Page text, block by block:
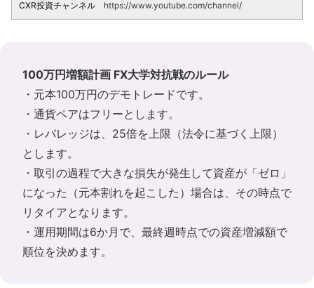
CXR投資チャンネル https://www.youtube.com/channel/
100万円増額計画 FX大学対抗戦のルール
・元本100万円のデモトレードです。
・通貨ペアはフリーとします。
・レバレッジは、25倍を上限（法令に基づく上限）
とします。
・取引の過程で大きな損失が発生して資産が「ゼロ」
になった（元本割れを起こした）場合は、その時点で
リタイアとなります。
・運用期間は6か月で、最終週時点での資産増減額で
順位を決めます。